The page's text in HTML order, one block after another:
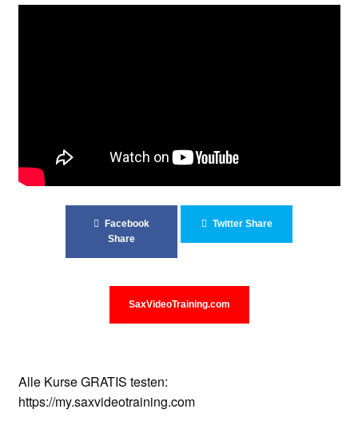
Facebook
Share
Twitter Share
SaxVideoTraining.com
Alle Kurse GRATIS testen:
https://my.saxvideotraining.com